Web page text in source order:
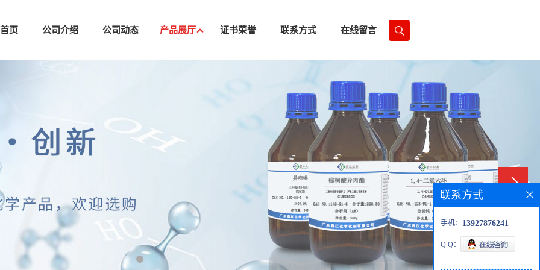
页 公司介绍 公司动态 产品展厅 证书荣誉 联系方式 在线留言
联系方式
手机： 13927876241
Q Q：